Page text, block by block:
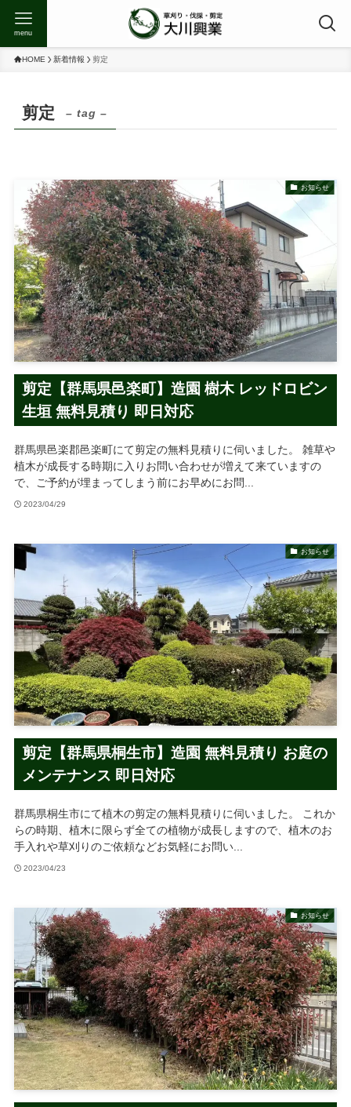
menu
HOME 新着情報 剪定
剪定 – tag –
お知らせ
剪定【群馬県邑楽町】造園 樹木 レッドロビン
生垣 無料見積り 即日対応
群馬県邑楽郡邑楽町にて剪定の無料見積りに伺いました。 雑草や
植木が成長する時期に入りお問い合わせが増えて来ていますの
で、ご予約が埋まってしまう前にお早めにお問...
2023/04/29
お知らせ
剪定【群馬県桐生市】造園 無料見積り お庭の
メンテナンス 即日対応
群馬県桐生市にて植木の剪定の無料見積りに伺いました。 これか
らの時期、植木に限らず全ての植物が成長しますので、植木のお
手入れや草刈りのご依頼などお気軽にお問い...
2023/04/23
お知らせ